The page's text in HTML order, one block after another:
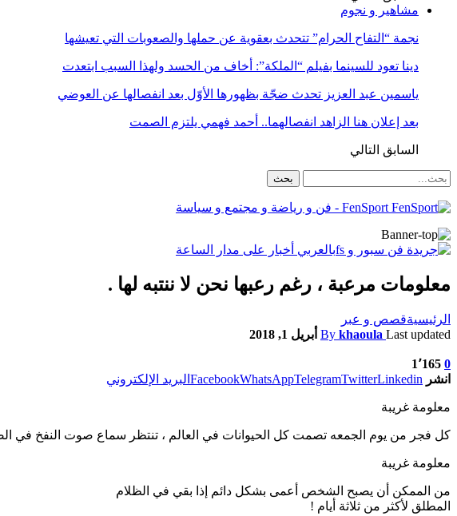
مشاهير و نجوم
نجمة “التفاح الحرام” تتحدث بعقوية عن حملها والصعوبات التي تعيشها
دينا تعود للسينما بفيلم “الملكة”: أخاف من الحسد ولهذا السبب ابتعدت
ياسمين عبد العزيز تحدث ضجّة بظهورها الأوّل بعد انفصالها عن العوضي
بعد إعلان هنا الزاهد انفصالهما.. أحمد فهمي يلتزم الصمت
السابق التالي
FenSport - فن و رياضة و مجتمع و سياسة
معلومات مرعبة ، رغم رعبها نحن لا ننتبه لها .
الرئيسيةقصص و عبر
By khaoula Last updated أبريل 1, 2018
0 1٬165
انشر
FacebookWhatsAppTelegramTwitterLinkedin البريد الإلكتروني
معلومة غريبة
كل فجر من يوم الجمعه تصمت كل الحيوانات في العالم ، تنتظر سماع صوت النفخ في
معلومة غريبة
من الممكن أن يصبح الشخص أعمى بشكل دائم إذا بقي في الظلام
المطلق لأكثر من ثلاثة أيام !